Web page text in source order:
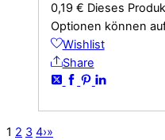
0,19 € Dieses
Optionen können
Wishlist
Share
1 2 3 4›»